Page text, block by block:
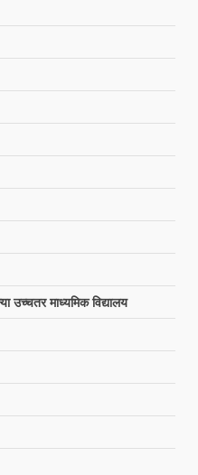
उच्चतर माध्यमिक विद्यालय